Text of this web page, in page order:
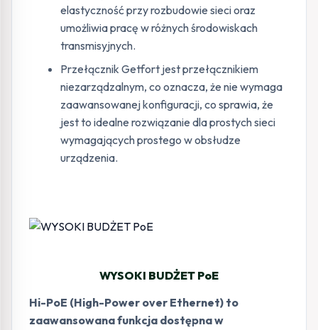
elastyczność przy rozbudowie sieci oraz
umożliwia pracę w różnych środowiskach
transmisyjnych.
Przełącznik Getfort jest przełącznikiem
niezarządzalnym, co oznacza, że nie wymaga
zaawansowanej konfiguracji, co sprawia, że
jest to idealne rozwiązanie dla prostych sieci
wymagających prostego w obsłudze
urządzenia.
WYSOKI BUDŻET PoE
Hi-PoE (High-Power over Ethernet) to
zaawansowana funkcja dostępna w